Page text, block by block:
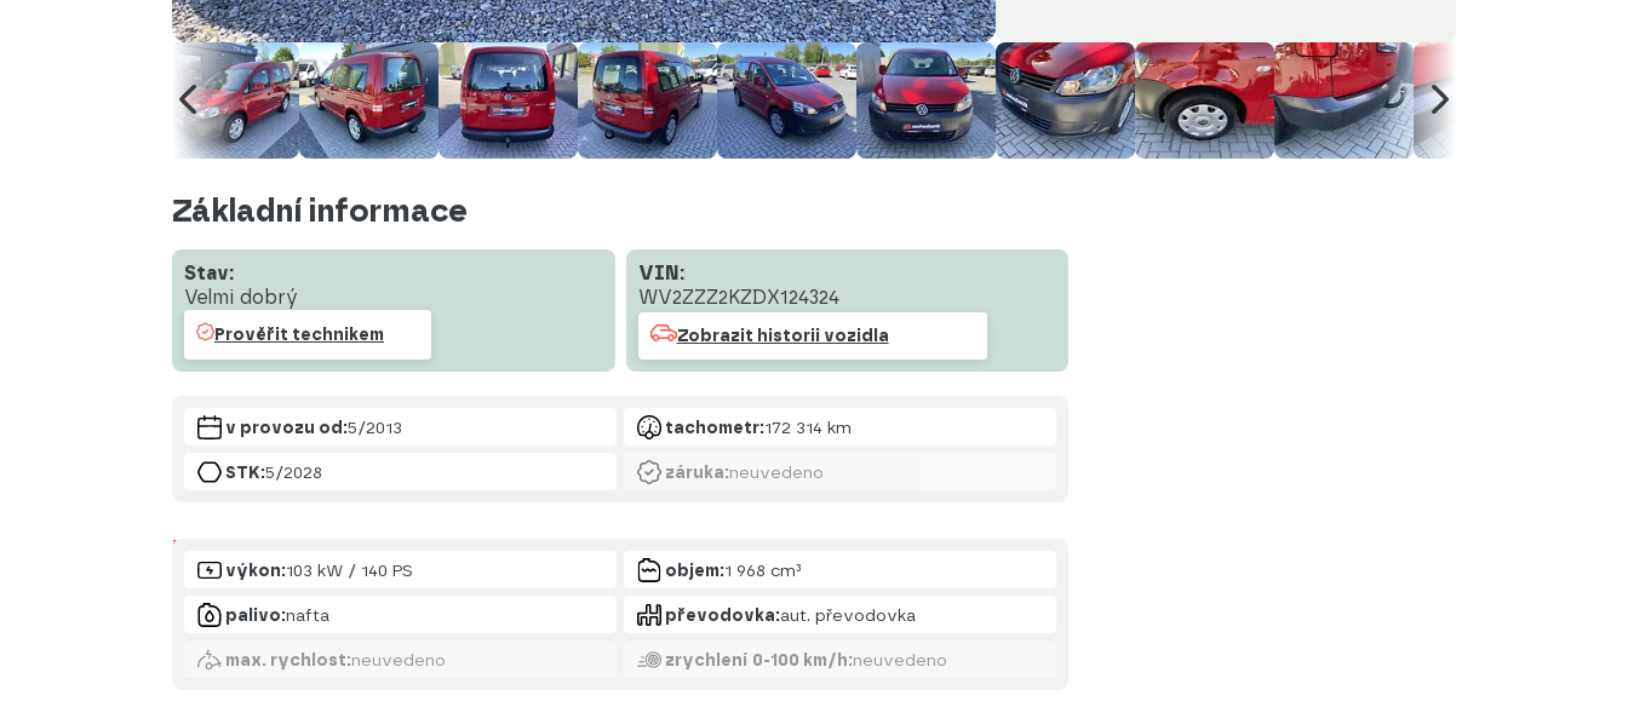
Základní informace
Stav:
Velmi dobrý
Prověřit technikem
VIN:
WV2ZZZ2KZDX124324
Zobrazit historii vozidla
v provozu od:5/2013 tachometr:172 314 km
STK:5/2028 záruka:neuvedeno
Motor
výkon:103 kW / 140 PS objem:1 968 cm³
palivo:nafta převodovka:aut. převodovka
max. rychlost:neuvedeno zrychlení 0-100 km/h:neuvedeno